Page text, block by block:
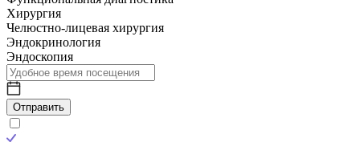
Хирургия
Челюстно-лицевая хирургия
Эндокринология
Эндоскопия
Отправить